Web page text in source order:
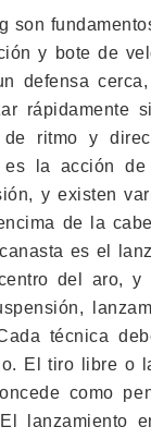
son
y bote de
defensa
rápidamente
de ritmo y
es la acción
y existen
de la
es el
del aro, y
técnica
El tiro libre o
como
lanzamiento